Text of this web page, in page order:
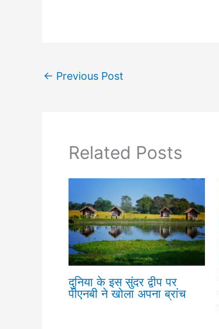
← Previous Post
Related Posts
दुनिया के इस सुंदर द्वीप पर
पीएनबी ने खोला अपना ब्रांच